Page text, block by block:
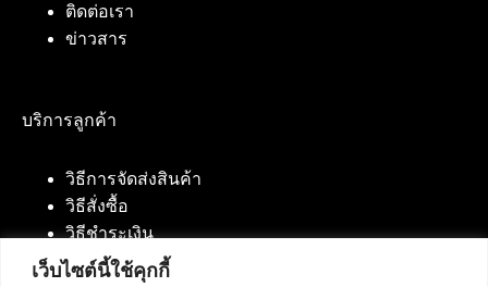
เว็บไซต์นี้ใช้คุกกี้
ติดต่อเรา
ข่าวสาร
บริการลูกค้า
วิธีการจัดส่งสินค้า
วิธีสั่งซื้อ
วิธีชำระเงิน